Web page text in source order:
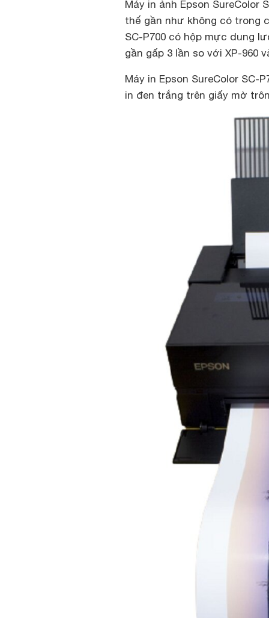
Máy in ảnh Epson SureColor
thế gần như không có trong
SC-P700 có hộp mực dung
gần gấp 3 lần so với XP-960
Máy in Epson SureColor
in đen trắng trên giấy mờ